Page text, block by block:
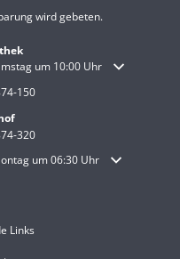
wird gebeten.
Schließzeiten auszublenden
um 10:00 Uhr
150
320
Schließzeiten auszublenden
um 06:30 Uhr
Links